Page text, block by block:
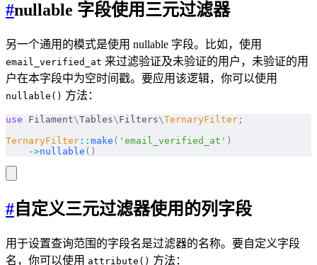
#nullable 字段使用三元过滤器
另一个通用的模式是使用 nullable 字段。比如，使用
email_verified_at 来过滤验证及未验证的用户，未验证的用
户在本字段中为空时间戳。要应用该逻辑，你可以使用
nullable() 方法：
use Filament\Tables\ Filters\TernaryFilter ;
TernaryFilter :: make ( 'email_verified_at' )
    ->
nullable ()
# 自定义三元过滤器使用的列字段
用于设置查询范围的字段名是过滤器的名称。要自定义字段
名，你可以使用 attribute() 方法：